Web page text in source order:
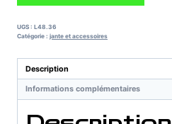
arrière
kymco
UGS : L48.36
Catégorie : jante et accessoires
Description
Informations complémentaires